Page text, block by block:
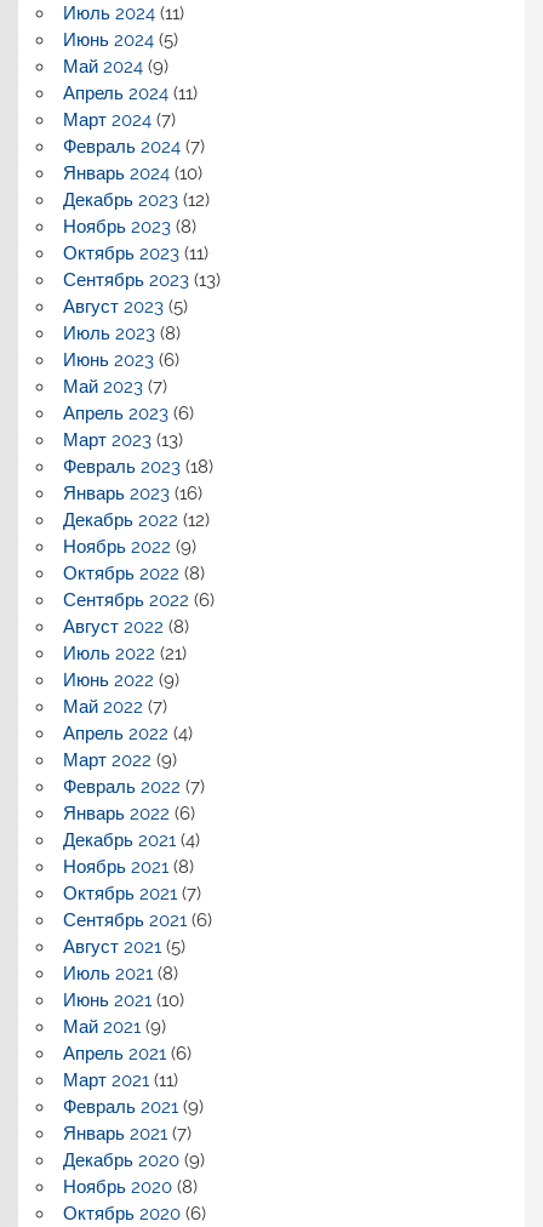
Июль 2024(11)
Июнь 2024(5)
Май 2024(9)
Апрель 2024(11)
Март 2024(7)
Февраль 2024(7)
Январь 2024(10)
Декабрь 2023(12)
Ноябрь 2023(8)
Октябрь 2023(11)
Сентябрь 2023(13)
Август 2023(5)
Июль 2023(8)
Июнь 2023(6)
Май 2023(7)
Апрель 2023(6)
Март 2023(13)
Февраль 2023(18)
Январь 2023(16)
Декабрь 2022 (12)
Ноябрь 2022 (9)
Октябрь 2022 (8)
Сентябрь 2022 (6)
Август 2022 (8)
Июль 2022 (21)
Июнь 2022 (9)
Май 2022 (7)
Апрель 2022 (4)
Март 2022 (9)
Февраль 2022 (7)
Январь 2022 (6)
Декабрь 2021(4)
Ноябрь 2021(8)
Октябрь 2021(7)
Сентябрь 2021(6)
Август 2021(5)
Июль 2021(8)
Июнь 2021(10)
Май 2021(9)
Апрель 2021(6)
Март 2021(11)
Февраль 2021(9)
Январь 2021(7)
Декабрь 2020(9)
Ноябрь 2020(8)
Октябрь 2020(6)